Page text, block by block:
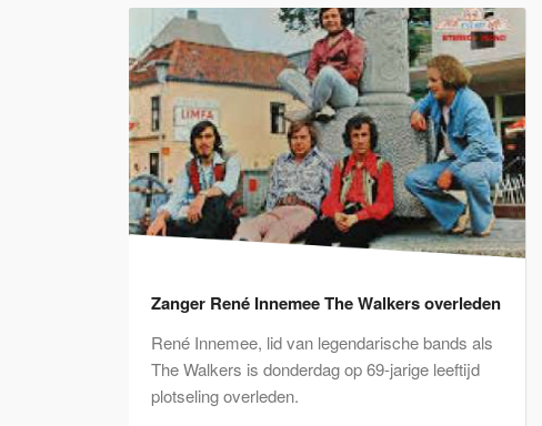
Zanger René Innemee The Walkers overleden
René Innemee, lid van legendarische bands als
The Walkers is donderdag op 69-jarige leeftijd
plotseling overleden.